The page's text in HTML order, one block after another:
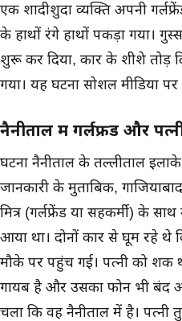
एक शादीशुदा व्यक्ति अपनी
के हाथों रंगे हाथों पकड़ा गया।
शुरू कर दिया, कार के शीशे तोड़
गया। यह घटना सोशल मीडिया
नैनीताल में गर्लफ्रेंड और
घटना नैनीताल के तल्लीताल
जानकारी के मुताबिक,
मित्र (गर्लफ्रेंड या सहकर्मी) के
आया था। दोनों कार से घूम रहे थे
मौके पर पहुंच गई। पत्नी को शक
गायब है और उसका फोन भी बंद
चला कि वह नैनीताल में है। पत्नी